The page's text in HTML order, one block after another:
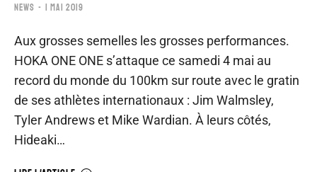
NEWS 1 MAI 2019
Aux grosses semelles les grosses performances.
HOKA ONE ONE s’attaque ce samedi 4 mai au
record du monde du 100km sur route avec le gratin
de ses athlètes internationaux : Jim Walmsley,
Tyler Andrews et Mike Wardian. À leurs côtés,
Hideaki…